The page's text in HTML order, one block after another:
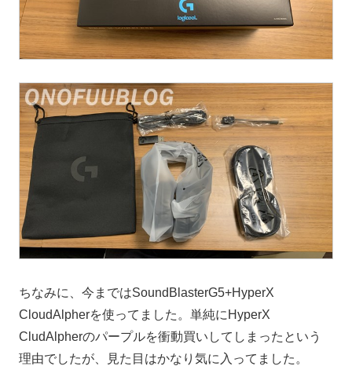
ちなみに、今まではSoundBlasterG5+HyperX
CloudAlpherを使ってました。単純にHyperX
CludAlpherのパープルを衝動買いしてしまったという
理由でしたが、見た目はかなり気に入ってました。